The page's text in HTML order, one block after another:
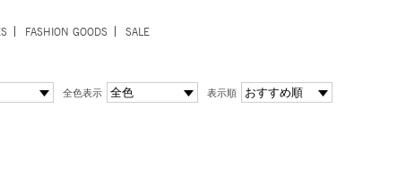
FASHION GOODS SALE
全色表示 表示順